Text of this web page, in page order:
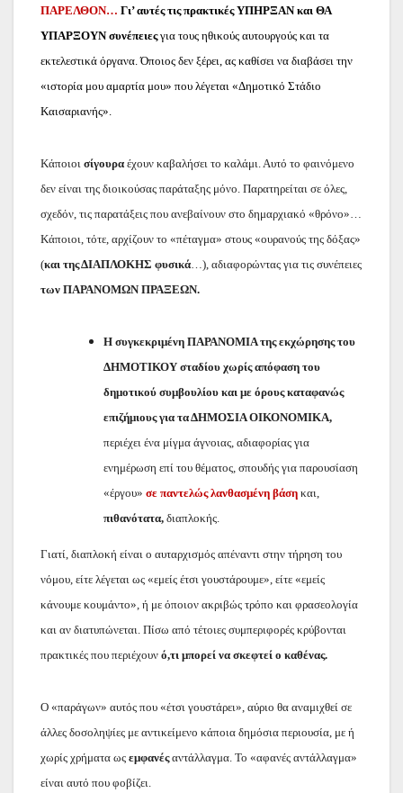
ΠΑΡΕΛΘΟΝ… Γι’ αυτές τις πρακτικές ΥΠΗΡΞΑΝ και ΘΑ
ΥΠΑΡΞΟΥΝ συνέπειεςγια τους ηθικούς αυτουργούς και τα
εκτελεστικά όργανα. Όποιος δεν ξέρει, ας καθίσει να διαβάσει την
«ιστορία μου αμαρτία μου» που λέγεται «Δημοτικό Στάδιο
Καισαριανής».
Κάποιοι σίγουρα έχουν καβαλήσει το καλάμι. Αυτό το φαινόμενο
δεν είναι της διοικούσας παράταξης μόνο. Παρατηρείται σε όλες,
σχεδόν, τις παρατάξεις που ανεβαίνουν στο δημαρχιακό «θρόνο»…
Κάποιοι, τότε, αρχίζουν το «πέταγμα» στους «ουρανούς της δόξας»
(και της ΔΙΑΠΛΟΚΗΣ φυσικά …), αδιαφορώντας για τις συνέπειες
των ΠΑΡΑΝΟΜΩΝ ΠΡΑΞΕΩΝ.
Η συγκεκριμένη ΠΑΡΑΝΟΜΙΑ της εκχώρησης του
ΔΗΜΟΤΙΚΟΥ σταδίου χωρίς απόφαση του
δημοτικού συμβουλίου και με όρους καταφανώς
επιζήμιους για τα ΔΗΜΟΣΙΑ ΟΙΚΟΝΟΜΙΚΑ,
περιέχει ένα μίγμα άγνοιας, αδιαφορίας για
ενημέρωση επί του θέματος, σπουδής για παρουσίαση
«έργου» σε παντελώς λανθασμένη βάση και,
πιθανότατα, διαπλοκής.
Γιατί, διαπλοκή είναι ο αυταρχισμός απέναντι στην τήρηση του
νόμου, είτε λέγεται ως «εμείς έτσι γουστάρουμε», είτε «εμείς
κάνουμε κουμάντο», ή με όποιον ακριβώς τρόπο και φρασεολογία
και αν διατυπώνεται. Πίσω από τέτοιες συμπεριφορές κρύβονται
πρακτικές που περιέχουν ό,τι μπορεί να σκεφτεί ο καθένας.
Ο «παράγων» αυτός που «έτσι γουστάρει», αύριο θα αναμιχθεί σε
άλλες δοσοληψίες με αντικείμενο κάποια δημόσια περιουσία, με ή
χωρίς χρήματα ως εμφανέςαντάλλαγμα. Το «αφανές αντάλλαγμα»
είναι αυτό που φοβίζει.